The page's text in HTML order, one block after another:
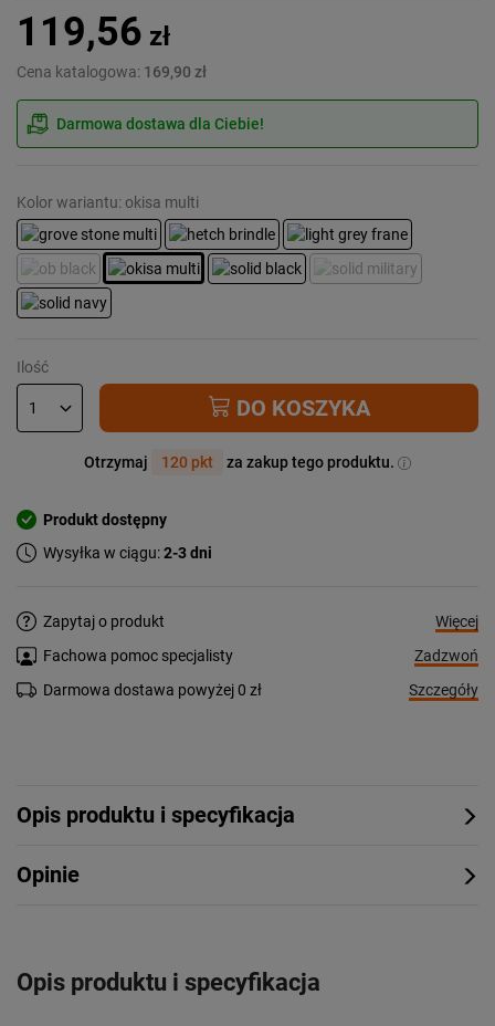
119,56 zł
Cena katalogowa: 169,90 zł
Darmowa dostawa dla Ciebie!
Kolor wariantu: okisa multi
Ilość
DO KOSZYKA
Otrzymaj 120 pkt za zakup tego produktu.
Produkt dostępny
Wysyłka w ciągu:2-3 dni
Zapytaj o produkt
Więcej
Fachowa pomoc specjalisty
Zadzwoń
Darmowa dostawa powyżej 0 zł
Szczegóły
Opis produktu i specyfikacja
Opinie
Opis produktu i specyfikacja